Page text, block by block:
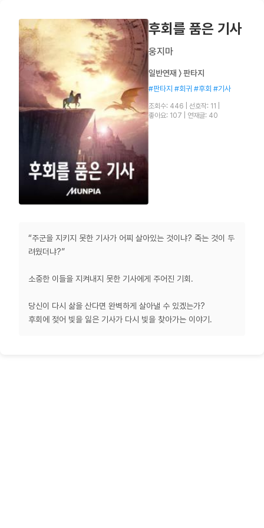
후회를 품은 기사
웅지마
일반연재 〉 판타지
#판타지 #회귀 #후회 #기사
조회수: 446 선호작: 11
좋아요: 107
연재글: 40
“주군을 지키지 못한 기사가 어찌 살아있는 것이냐? 죽는 것이 두
려웠더냐?”
소중한 이들을 지켜내지 못한 기사에게 주어진 기회.
당신이 다시 삶을 산다면 완벽하게 살아낼 수 있겠는가?
후회에 젖어 빛을 잃은 기사가 다시 빛을 찾아가는 이야기.